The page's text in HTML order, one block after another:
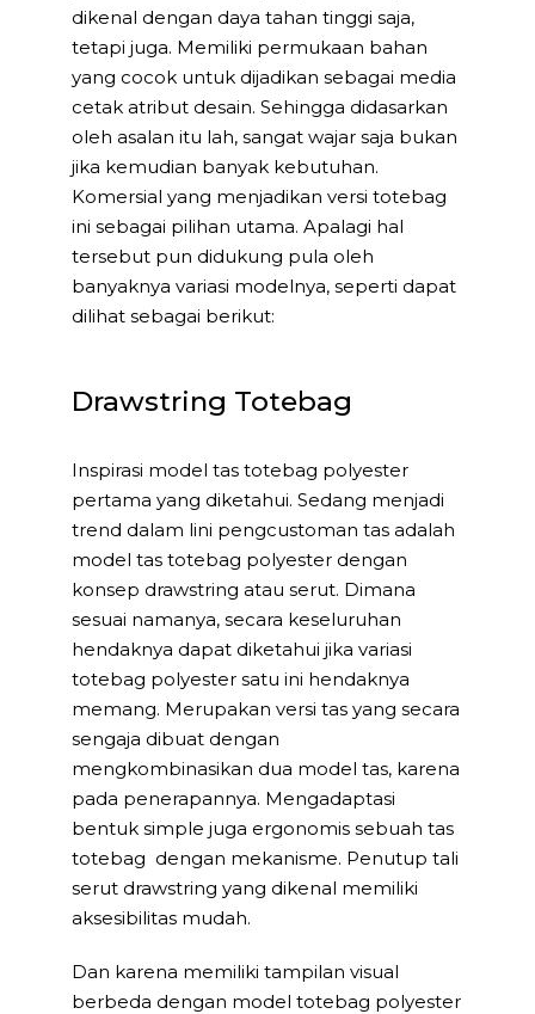
dikenal dengan daya tahan tinggi saja,
tetapi juga. Memiliki permukaan bahan
yang cocok untuk dijadikan sebagai media
cetak atribut desain. Sehingga didasarkan
oleh asalan itu lah, sangat wajar saja bukan
jika kemudian banyak kebutuhan.
Komersial yang menjadikan versi totebag
ini sebagai pilihan utama. Apalagi hal
tersebut pun didukung pula oleh
banyaknya variasi modelnya, seperti dapat
dilihat sebagai berikut:
Drawstring Totebag
Inspirasi model tas totebag polyester
pertama yang diketahui. Sedang menjadi
trend dalam lini pengcustoman tas adalah
model tas totebag polyester dengan
konsep drawstring atau serut. Dimana
sesuai namanya, secara keseluruhan
hendaknya dapat diketahui jika variasi
totebag polyester satu ini hendaknya
memang. Merupakan versi tas yang secara
sengaja dibuat dengan
mengkombinasikan dua model tas, karena
pada penerapannya. Mengadaptasi
bentuk simple juga ergonomis sebuah tas
totebag dengan mekanisme. Penutup tali
serut drawstring yang dikenal memiliki
aksesibilitas mudah.
Dan karena memiliki tampilan visual
berbeda dengan model totebag polyester